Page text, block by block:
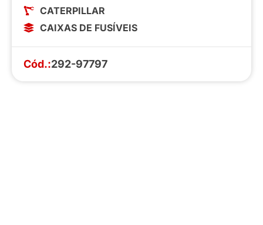
CATERPILLAR
CAIXAS DE FUSÍVEIS
Cód.:292-97797